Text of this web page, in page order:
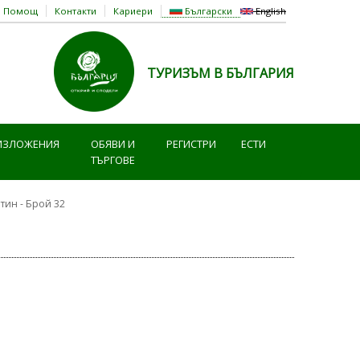
Български English
Помощ Контакти Кариери
ТУРИЗЪМ В БЪЛГАРИЯ
ОБЯВИ И
ТЪРГОВЕ
РЕГИСТРИ ЕСТИ
- Брой 32